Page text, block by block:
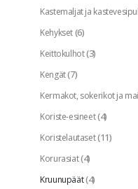
Kastemaljat ja
Kehykset(6)
Keittokulhot(3)
Kengät(7)
Kermakot, sokerikot ja
Koriste-esineet(4)
Koristelautaset(11)
Korurasiat(4)
Kruunupäät(4)